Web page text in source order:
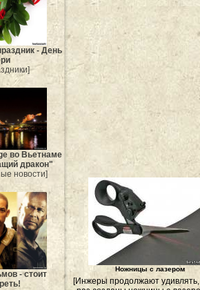
- День
во Вьетнаме
дракон"
новости]
- стоит
Ножницы с лазером
[Инжеры продолжают удивлять,